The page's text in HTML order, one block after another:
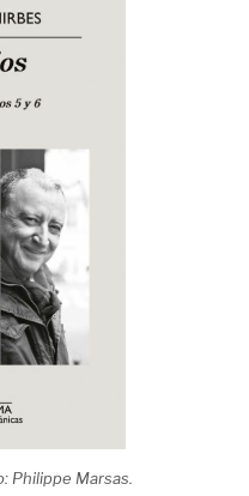
Philippe Marsas.